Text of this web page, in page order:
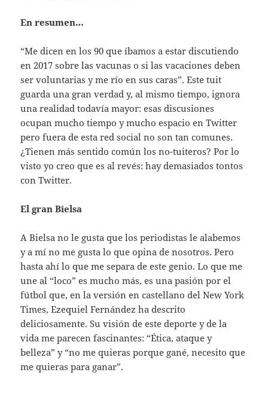
En resumen…
“Me dicen en los 90 que íbamos a estar discutiendo
en 2017 sobre las vacunas o si las vacaciones deben
ser voluntarias y me río en sus caras”. Este tuit
guarda una gran verdad y, al mismo tiempo, ignora
una realidad todavía mayor: esas discusiones
ocupan mucho tiempo y mucho espacio en Twitter
pero fuera de esta red social no son tan comunes.
¿Tienen más sentido común los no-tuiteros? Por lo
visto yo creo que es al revés: hay demasiados tontos
con Twitter.
El gran Bielsa
A Bielsa no le gusta que los periodistas le alabemos
y a mí no me gusta lo que opina de nosotros. Pero
hasta ahí lo que me separa de este genio. Lo que me
une al “loco” es mucho más, es una pasión por el
fútbol que, en la versión en castellano del New York
Times, Ezequiel Fernández ha descrito
deliciosamente. Su visión de este deporte y de la
vida me parecen fascinantes: “Ética, ataque y
belleza” y “no me quieras porque gané, necesito que
me quieras para ganar”.